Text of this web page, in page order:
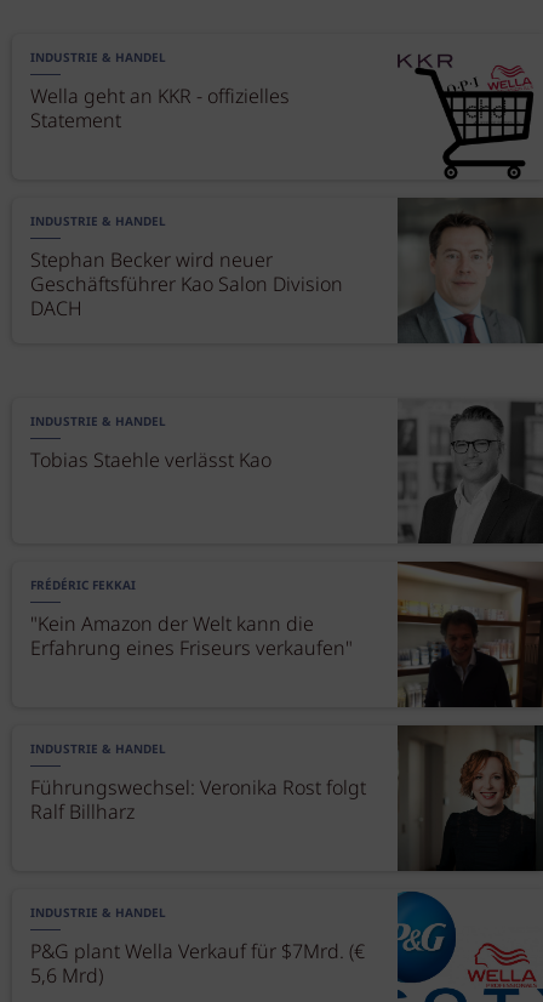
INDUSTRIE & HANDEL
Wella geht an KKR - offizielles
Statement
INDUSTRIE & HANDEL
Stephan Becker wird neuer
Geschäftsführer Kao Salon Division
DACH
INDUSTRIE & HANDEL
Tobias Staehle verlässt Kao
FRÉDÉRIC FEKKAI
"Kein Amazon der Welt kann die
Erfahrung eines Friseurs verkaufen"
INDUSTRIE & HANDEL
Führungswechsel: Veronika Rost folgt
Ralf Billharz
INDUSTRIE & HANDEL
P&G plant Wella Verkauf für $7Mrd. (€
5,6 Mrd)